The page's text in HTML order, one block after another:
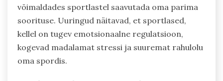
võimaldades sportlastel saavutada oma parima
soorituse. Uuringud näitavad, et sportlased,
kellel on tugev emotsionaalne regulatsioon,
kogevad madalamat stressi ja suuremat rahulolu
oma spordis.